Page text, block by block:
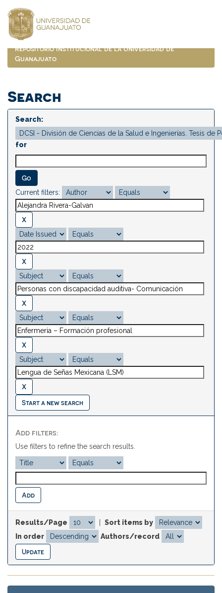
navigation
Repositorio Institucional de la Universidad de
Guanajuato
Search
Search:
for
Current filters:
Start a new search
Add filters:
Use filters to refine the search results.
Results/Page
Sort items by
In order
Authors/record